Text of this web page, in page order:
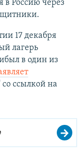
в Россию через
17 декабря
лагерь
в один из
ссылкой на